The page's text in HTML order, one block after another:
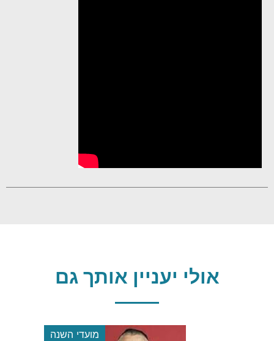
אולי יעניין אותך גם
מועדי השנה